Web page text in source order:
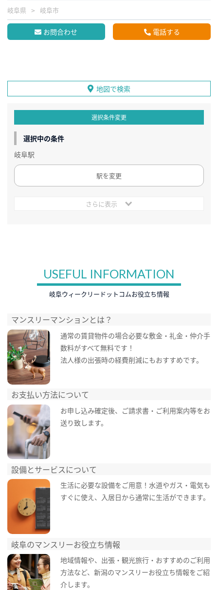
岐阜県 岐阜市
お問合わせ 電話する
地図で検索
選択条件変更
選択中の条件
岐阜駅
駅を変更
さらに表示
USEFUL INFORMATION
岐阜ウィークリードットコムお役立ち情報
マンスリーマンションとは？
通常の賃貸物件の場合必要な敷金・礼金・仲介手
数料がすべて無料です！
法人様の出張時の経費削減にもおすすめです。
お支払い方法について
お申し込み確定後、ご請求書・ご利用案内等をお
送り致します。
設備とサービスについて
生活に必要な設備をご用意！水道やガス・電気も
すぐに使え、入居日から通常に生活ができます。
岐阜のマンスリーお役立ち情報
地域情報や、出張・観光旅行・おすすめのご利用
方法など、新潟のマンスリーお役立ち情報をご紹
介します。